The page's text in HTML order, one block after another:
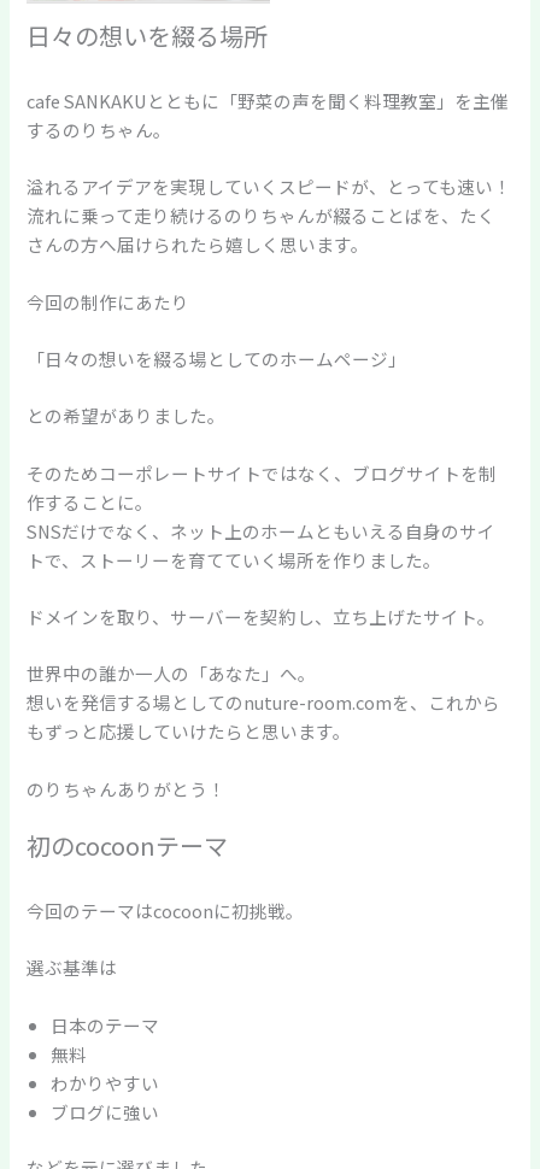
日々の想いを綴る場所
cafe SANKAKUとともに「野菜の声を聞く料理教室」を主催
するのりちゃん。
溢れるアイデアを実現していくスピードが、とっても速い！
流れに乗って走り続けるのりちゃんが綴ることばを、たく
さんの方へ届けられたら嬉しく思います。
今回の制作にあたり
「日々の想いを綴る場としてのホームページ」
との希望がありました。
そのためコーポレートサイトではなく、ブログサイトを制
作することに。
SNSだけでなく、ネット上のホームともいえる自身のサイ
トで、ストーリーを育てていく場所を作りました。
ドメインを取り、サーバーを契約し、立ち上げたサイト。
世界中の誰か一人の「あなた」へ。
想いを発信する場としてのnuture-room.comを、これから
もずっと応援していけたらと思います。
のりちゃんありがとう！
初のcocoonテーマ
今回のテーマはcocoonに初挑戦。
選ぶ基準は
日本のテーマ
無料
わかりやすい
ブログに強い